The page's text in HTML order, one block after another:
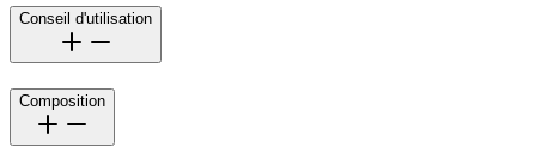
Conseil d'utilisation
Composition